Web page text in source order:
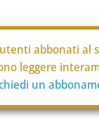
utenti abbonati al
leggere
un